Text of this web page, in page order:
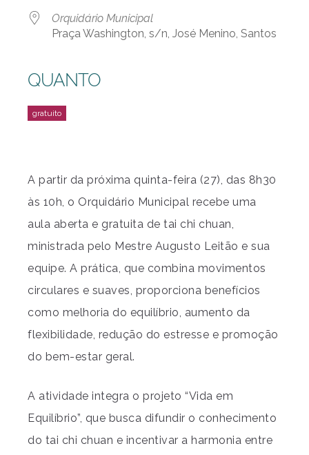
Orquidário Municipal
Praça Washington, s/n, José Menino, Santos
QUANTO
A partir da próxima quinta-feira (27), das 8h30
às 10h, o Orquidário Municipal recebe uma
aula aberta e gratuita de tai chi chuan,
ministrada pelo Mestre Augusto Leitão e sua
equipe. A prática, que combina movimentos
circulares e suaves, proporciona benefícios
como melhoria do equilíbrio, aumento da
flexibilidade, redução do estresse e promoção
do bem-estar geral.
A atividade integra o projeto “Vida em
Equilíbrio”, que busca difundir o conhecimento
do tai chi chuan e incentivar a harmonia entre